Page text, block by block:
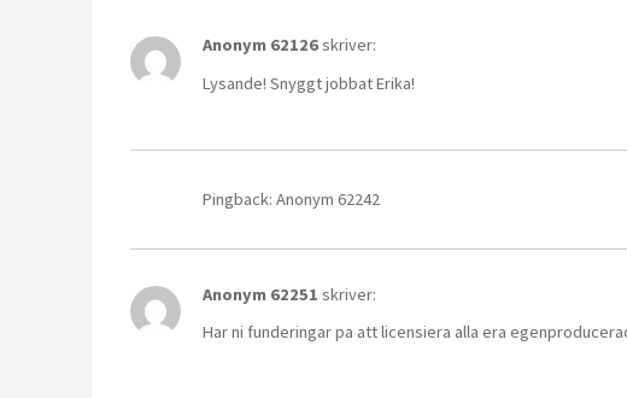
Anonym 62126skriver:
Lysande! Snyggt jobbat Erika!
Pingback: Anonym 62242
Anonym 62251 skriver:
Har ni funderingar pa att licensiera alla era